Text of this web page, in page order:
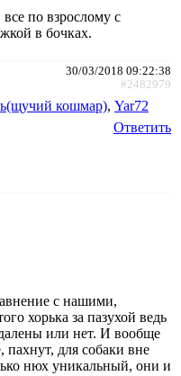
по взрослому с
в бочках.
30/03/2018 09:22:38
#2482979
кошмар), Yar72
Ответить
с нашими,
хорька за пазухой ведь
или нет. И вообще
для собаки вне
нюх уникальный, они и